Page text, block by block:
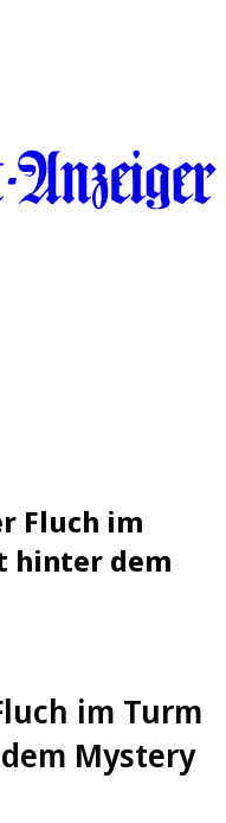
Fluch im
hinter dem
im Turm
Mystery